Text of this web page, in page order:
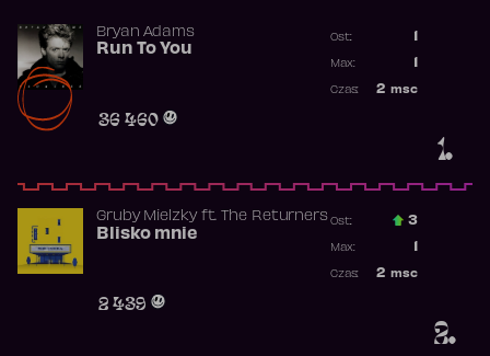
1.
Bryan Adams
Run To You
36 460
Ost.:
Max:
2 msc
Czas:
2.
Gruby Mielzkyft. The Returners
Blisko mnie
2 439
Ost.: 3
Max:
2 msc
Czas: